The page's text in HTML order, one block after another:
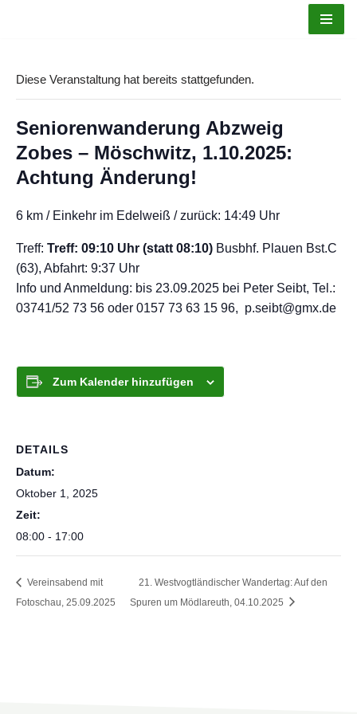
springen
Diese Veranstaltung hat bereits stattgefunden.
Seniorenwanderung Abzweig
Zobes – Möschwitz, 1.10.2025:
Achtung Änderung!
6 km / Einkehr im Edelweiß / zurück: 14:49 Uhr
Treff: Treff: 09:10 Uhr (statt 08:10) Busbhf. Plauen Bst.C
(63), Abfahrt: 9:37 Uhr
Info und Anmeldung: bis 23.09.2025 bei Peter Seibt, Tel.:
03741/52 73 56 oder 0157 73 63 15 96, p.seibt@gmx.de
Zum Kalender hinzufügen
DETAILS
Datum:
Oktober 1, 2025
Zeit:
08:00 - 17:00
Vereinsabend mit
Fotoschau, 25.09.2025
21. Westvogtländischer Wandertag: Auf den
Spuren um Mödlareuth, 04.10.2025